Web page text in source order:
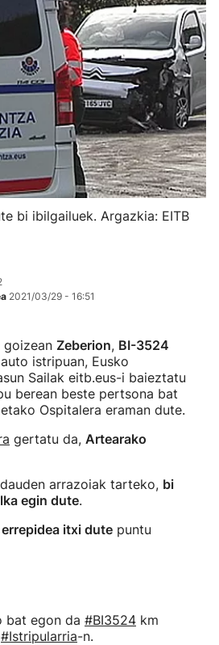
bi ibilgailuek. Argazkia: EITB
2021/03/29 - 16:51
goizean Zeberion, BI-3524
istripuan, Eusko
Sailak eitb.eus-i baieztatu
berean beste pertsona bat
Ospitalera eraman dute.
gertatu da, Artearako
arrazoiak tarteko, bi
egin dute.
errepidea itxi dute puntu
bat egon da #BI3524 km
#Istripularria-n.